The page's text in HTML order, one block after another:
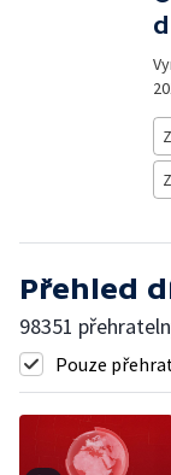
Přehled
98351
Pouze